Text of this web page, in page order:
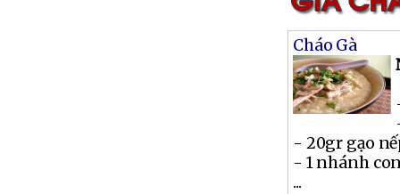
Cháo Gà
- 20gr gạo
- 1 nhánh
...